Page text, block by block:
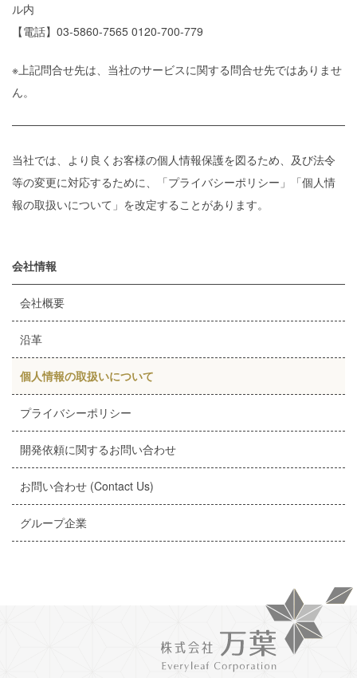
ル内
【電話】03-5860-7565 0120-700-779
※上記問合せ先は、当社のサービスに関する問合せ先ではありませ
ん。
当社では、より良くお客様の個人情報保護を図るため、及び法令
等の変更に対応するために、「プライバシーポリシー」「個人情
報の取扱いについて」を改定することがあります。
会社情報
会社概要
沿革
個人情報の取扱いについて
プライバシーポリシー
開発依頼に関するお問い合わせ
お問い合わせ (Contact Us)
グループ企業